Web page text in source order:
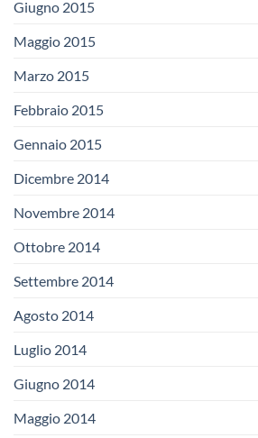
Giugno 2015
Maggio 2015
Marzo 2015
Febbraio 2015
Gennaio 2015
Dicembre 2014
Novembre 2014
Ottobre 2014
Settembre 2014
Agosto 2014
Luglio 2014
Giugno 2014
Maggio 2014